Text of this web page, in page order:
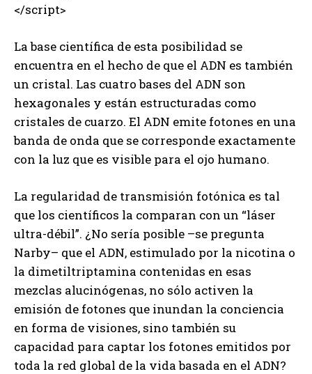
</script>
La base científica de esta posibilidad se
encuentra en el hecho de que el ADN es también
un cristal. Las cuatro bases del ADN son
hexagonales y están estructuradas como
cristales de cuarzo. El ADN emite fotones en una
banda de onda que se corresponde exactamente
con la luz que es visible para el ojo humano.
La regularidad de transmisión fotónica es tal
que los científicos la comparan con un “láser
ultra-débil”. ¿No sería posible –se pregunta
Narby– que el ADN, estimulado por la nicotina o
la dimetiltriptamina contenidas en esas
mezclas alucinógenas, no sólo activen la
emisión de fotones que inundan la conciencia
en forma de visiones, sino también su
capacidad para captar los fotones emitidos por
toda la red global de la vida basada en el ADN?